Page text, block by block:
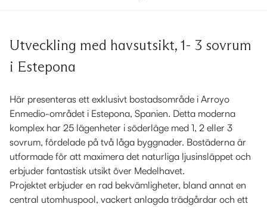
Utveckling med havsutsikt, 1- 3 sovrum
i Estepona
Här presenteras ett exklusivt bostadsområde i Arroyo
Enmedio-området i Estepona, Spanien. Detta moderna
komplex har 25 lägenheter i söderläge med 1, 2 eller 3
sovrum, fördelade på två låga byggnader. Bostäderna är
utformade för att maximera det naturliga ljusinsläppet och
erbjuder fantastisk utsikt över Medelhavet.
Projektet erbjuder en rad bekvämligheter, bland annat en
central utomhuspool, vackert anlagda trädgårdar och ett